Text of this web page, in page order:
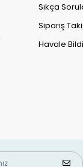
Sıkça
Sipariş
Havale